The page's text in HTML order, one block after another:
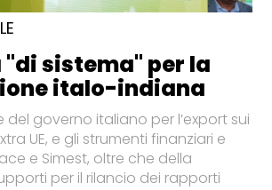
sistema" per la
italo-indiana
del governo italiano per l’export sui
UE, e gli strumenti finanziari e
e Simest, oltre che della
per il rilancio dei rapporti